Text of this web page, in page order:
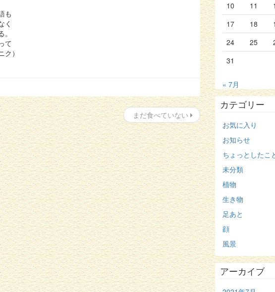
も
く
て
）
まだ食べていない
10
11
17
18
24
25
31
« 7月
カテゴリー
お気に入り
お知らせ
ちょっとしたこ
未分類
植物
生き物
足あと
顔
風景
アーカイブ